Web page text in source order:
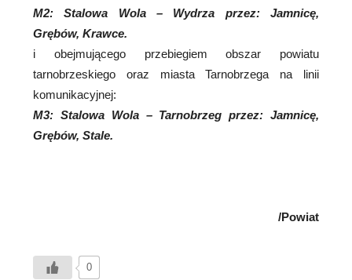
M2: Stalowa Wola – Wydrza przez: Jamnicę,
Grębów, Krawce.
i obejmującego przebiegiem obszar powiatu
tarnobrzeskiego oraz miasta Tarnobrzega na linii
komunikacyjnej:
M3: Stalowa Wola – Tarnobrzeg przez: Jamnicę,
Grębów, Stale.
/Powiat
0